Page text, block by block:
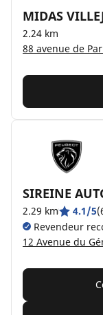
MIDAS
2.24 km
88 avenue de
SIREINE
2.29 km 4.1/5
Revendeur